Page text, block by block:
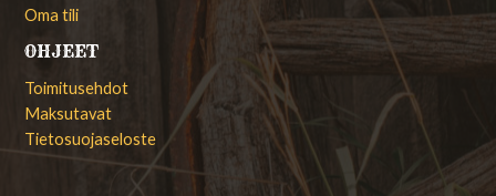
Oma tili
OHJEET
Toimitusehdot
Maksutavat
Tietosuojaseloste